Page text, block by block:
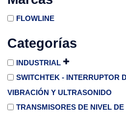
FLOWLINE
Categorías
INDUSTRIAL
SWITCHTEK - INTERRUPTOR
VIBRACIÓN Y ULTRASONIDO
TRANSMISORES DE NIVEL